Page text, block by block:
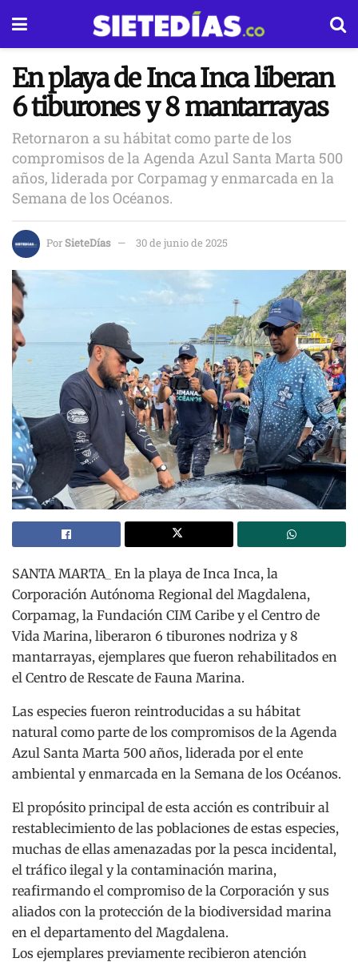
En playa de Inca Inca liberan
6 tiburones y 8 mantarrayas
Retornaron a su hábitat como parte de los
compromisos de la Agenda Azul Santa Marta 500
años, liderada por Corpamag y enmarcada en la
Semana de los Océanos.
PorSieteDías 30 de junio de 2025
SANTA MARTA_ En la playa de Inca Inca, la
Corporación Autónoma Regional del Magdalena,
Corpamag, la Fundación CIM Caribe y el Centro de
Vida Marina, liberaron 6 tiburones nodriza y 8
mantarrayas, ejemplares que fueron rehabilitados en
el Centro de Rescate de Fauna Marina.
Las especies fueron reintroducidas a su hábitat
natural como parte de los compromisos de la Agenda
Azul Santa Marta 500 años, liderada por el ente
ambiental y enmarcada en la Semana de los Océanos.
El propósito principal de esta acción es contribuir al
restablecimiento de las poblaciones de estas especies,
muchas de ellas amenazadas por la pesca incidental,
el tráfico ilegal y la contaminación marina,
reafirmando el compromiso de la Corporación y sus
aliados con la protección de la biodiversidad marina
en el departamento del Magdalena.
Los ejemplares previamente recibieron atención